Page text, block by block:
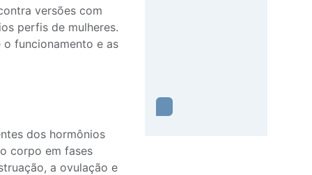
versões com
perfis de mulheres.
funcionamento e as
dos hormônios
corpo em fases
a ovulação e